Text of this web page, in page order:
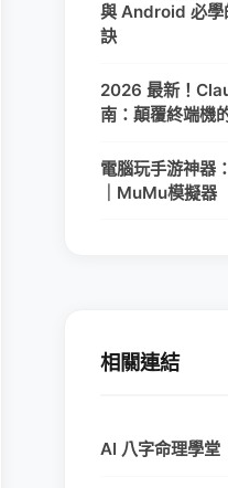
與 Android 必學
訣
2026 最新！
南：顛覆終端機
電腦玩手游神器
｜MuMu模擬器
相關連結
AI 八字命理學堂